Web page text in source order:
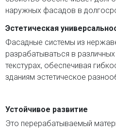
наружных фасадов в
Эстетическая
Фасадные системы из
разрабатываться в
текстурах, обеспечивая
зданиям эстетическое
Устойчивое развитие
Это перерабатываемый